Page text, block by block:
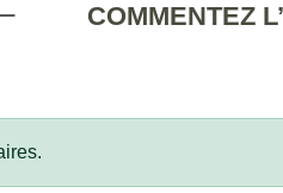
COMMENTEZ